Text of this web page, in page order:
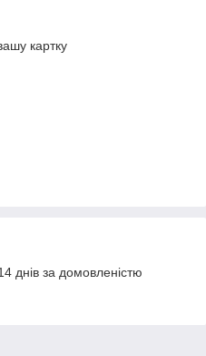
картку
днів за домовленістю